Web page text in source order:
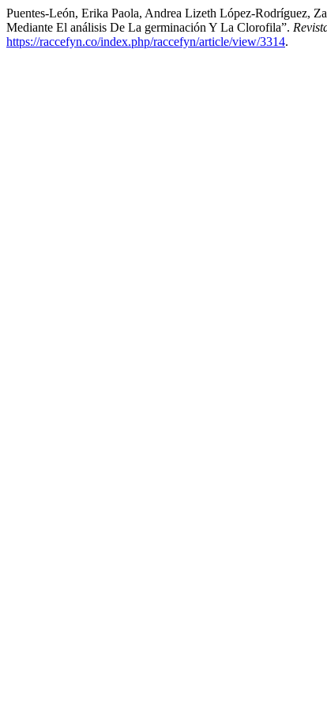
Puentes-León, Erika Paola, Andrea Lizeth López-Rodríguez,
Mediante El análisis De La germinación Y La Clorofila”.
https://raccefyn.co/index.php/raccefyn/article/view/3314.